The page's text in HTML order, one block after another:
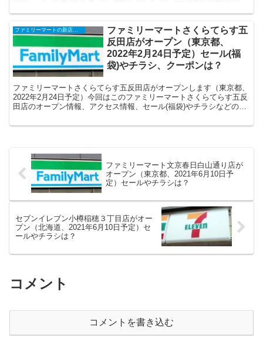
ファミリーマートさくらてらす五
反田店がオープン（東京都、
2022年2月24日予定）セール(福
袋)やチラシ、クーポンは？
ファミリーマートさくらてらす五反田店がオープンします（東京都、
2022年2月24日予定）今回はこのファミリーマートさくらてらす五反
田店のオープン情報、アクセス情報、セール(福袋)やチラシなどの情
ファミリーマート文京春日白山通り店が
オープン（東京都、2021年6月10日予
定）セールやチラシは？
セブンイレブン小樽稲穂３丁目店がオー
プン（北海道、2021年6月10日予定）セ
ールやチラシは？
コメント
コメントを書き込む